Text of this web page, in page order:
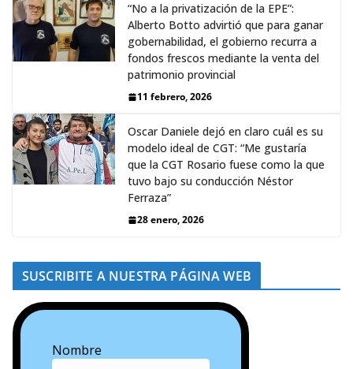
“No a la privatización de la EPE”:
Alberto Botto advirtió que para ganar
gobernabilidad, el gobierno recurra a
fondos frescos mediante la venta del
patrimonio provincial
11 febrero, 2026
Oscar Daniele dejó en claro cuál es su
modelo ideal de CGT: “Me gustaría
que la CGT Rosario fuese como la que
tuvo bajo su conducción Néstor
Ferraza”
28 enero, 2026
SUSCRIBITE A NUESTRA PÁGINA WEB
Nombre